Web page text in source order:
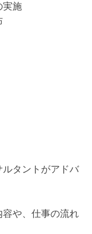
実施
タントがアドバ
や、仕事の流れ